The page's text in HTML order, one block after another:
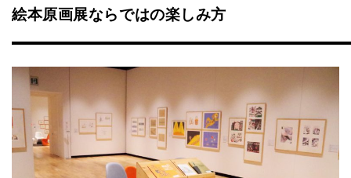
絵本原画展ならではの楽しみ方